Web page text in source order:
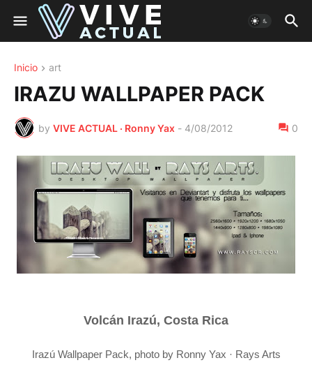
Inicio art
IRAZU WALLPAPER PACK
by VIVE ACTUAL · Ronny Yax - 4/08/2012 0
Volcán Irazú, Costa Rica
Irazú Wallpaper Pack, photo by Ronny Yax · Rays Arts